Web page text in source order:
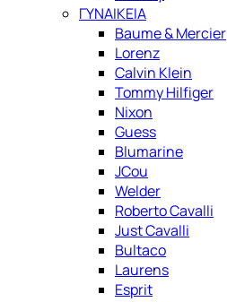
ΓΥΝΑΙΚΕΙΑ
Baume & Mercier
Lorenz
Calvin Klein
Tommy Hilfiger
Nixon
Guess
Blumarine
JCou
Welder
Roberto Cavalli
Just Cavalli
Bultaco
Laurens
Esprit